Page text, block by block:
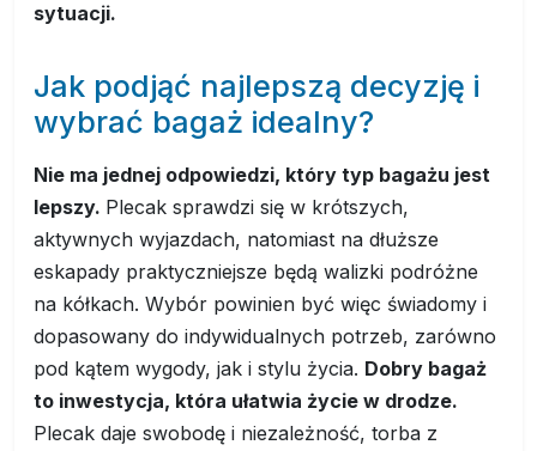
sytuacji.
Jak podjąć najlepszą decyzję i
wybrać bagaż idealny?
Nie ma jednej odpowiedzi, który typ bagażu jest
lepszy. Plecak sprawdzi się w krótszych,
aktywnych wyjazdach, natomiast na dłuższe
eskapady praktyczniejsze będą walizki podróżne
na kółkach. Wybór powinien być więc świadomy i
dopasowany do indywidualnych potrzeb, zarówno
pod kątem wygody, jak i stylu życia. Dobry bagaż
to inwestycja, która ułatwia życie w drodze.
Plecak daje swobodę i niezależność, torba z